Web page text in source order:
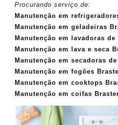
Procurando serviço de:
Manutenção em
Manutenção em geladeiras
Manutenção em lavadoras
Manutenção em lava e seca
Manutenção em secadoras
Manutenção em fogões
Manutenção em cooktops
Manutenção em coifas